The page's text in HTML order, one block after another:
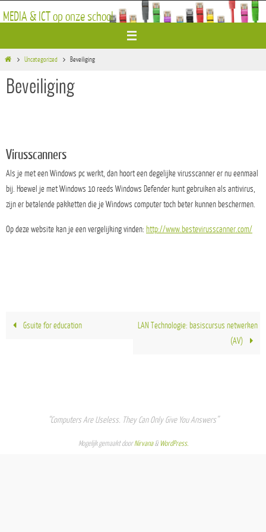
naar
MEDIA & ICT op onze school
HomeUncategorized Beveiliging
Beveiliging
Virusscanners
Als je met een Windows pc werkt, dan hoort een degelijke virusscanner er nu eenmaal
bij. Hoewel je met Windows 10 reeds Windows Defender kunt gebruiken als antivirus,
zijn er betalende pakketten die je Windows computer toch beter kunnen beschermen.
Op deze website kan je een vergelijking vinden: http://www.bestevirusscanner.com/
Gsuite for education
LAN Technologie: basiscursus netwerken
(AV)
“Computers Are Useless. They Can Only Give You Answers”
Mogelijk gemaakt doorNirvana& WordPress.